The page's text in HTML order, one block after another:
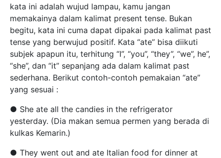
kata ini adalah wujud lampau, kamu jangan
memakainya dalam kalimat present tense. Bukan
begitu, kata ini cuma dapat dipakai pada kalimat past
tense yang berwujud positif. Kata “ate” bisa diikuti
subjek apapun itu, terhitung “I”, “you”, “they”, “we”, he”,
“she”, dan “it” sepanjang ada dalam kalimat past
sederhana. Berikut contoh-contoh pemakaian “ate”
yang sesuai :
● She ate all the candies in the refrigerator
yesterday. (Dia makan semua permen yang berada di
kulkas Kemarin.)
● They went out and ate Italian food for dinner at